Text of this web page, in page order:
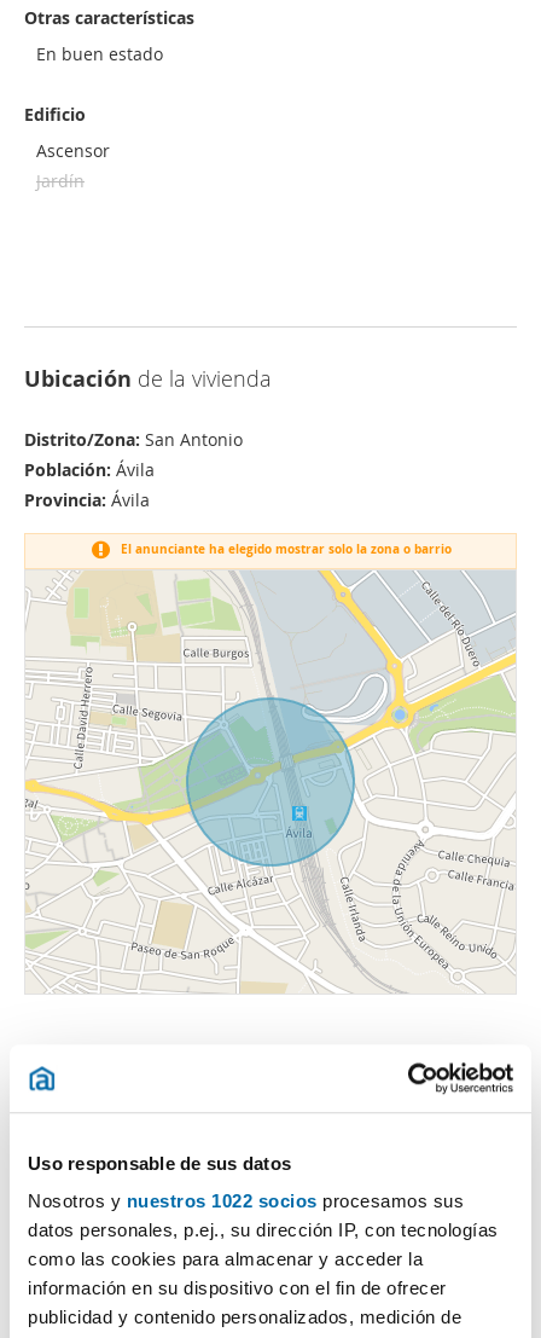
Uso responsable de sus datos
Nosotros y nuestros 1022 socios procesamos sus
datos personales, p.ej., su dirección IP, con tecnologías
como las cookies para almacenar y acceder la
información en su dispositivo con el fin de ofrecer
publicidad y contenido personalizados, medición de
Otras características
En buen estado
Edificio
Ascensor
Jardín
Ubicación de la vivienda
Distrito/Zona: San Antonio
Población: Ávila
Provincia: Ávila
El anunciante ha elegido mostrar solo la zona o barrio
Certificado energético
ESCALA DE LA CALIFICACIÓN ENERGÉTICA Consumo energía
kWh/m año
Emisiones
kgCO
A